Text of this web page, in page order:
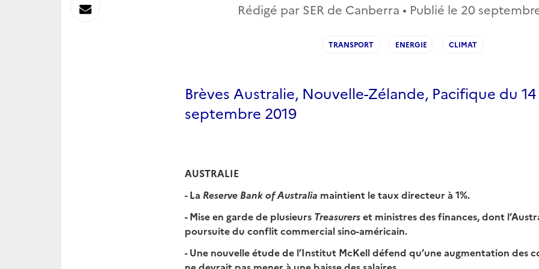
Rédigé par SER de Canberra • Publié le 20
TRANSPORT ENERGIE CLIMAT
Brèves Australie, Nouvelle-Zélande, Pacifique du 14
septembre 2019
AUSTRALIE
- La Reserve Bank of Australia maintient le taux directeur à 1%.
- Mise en garde de plusieurs Treasurerset ministres des finances, dont
poursuite du conflit commercial sino-américain.
- Une nouvelle étude de l’Institut McKell défend qu’une augmentation des
Envoyer